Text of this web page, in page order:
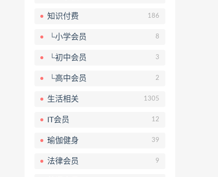
知识付费 186
└小学会员 8
└初中会员 3
└高中会员 2
生活相关 1305
IT会员 12
瑜伽健身 39
法律会员 9